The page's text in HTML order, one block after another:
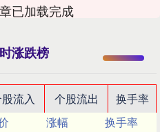
已加载完成
涨跌榜
流入 个股流出
换手率
涨幅
换手率